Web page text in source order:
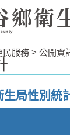
鄉衛
民服務 > 公開資
生局性別統